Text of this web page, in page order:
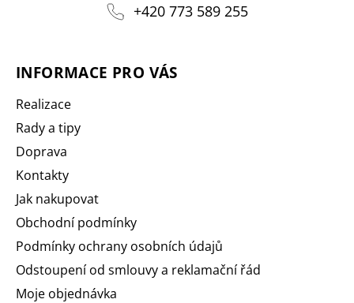
+420 773 589 255
INFORMACE PRO VÁS
Realizace
Rady a tipy
Doprava
Kontakty
Jak nakupovat
Obchodní podmínky
Podmínky ochrany osobních údajů
Odstoupení od smlouvy a reklamační řád
Moje objednávka